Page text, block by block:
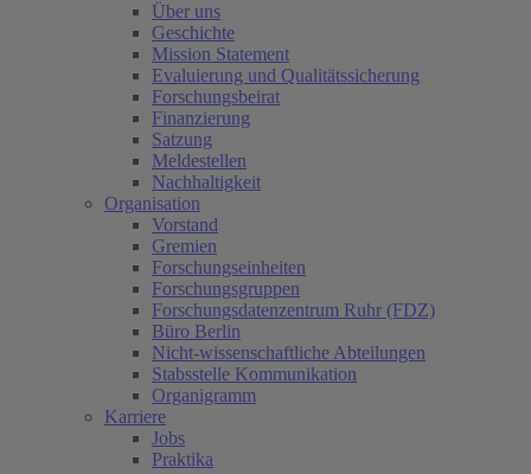
Über uns
Geschichte
Mission Statement
Evaluierung und Qualitätssicherung
Forschungsbeirat
Finanzierung
Satzung
Meldestellen
Nachhaltigkeit
Organisation
Vorstand
Gremien
Forschungseinheiten
Forschungsgruppen
Forschungsdatenzentrum Ruhr (FDZ)
Büro Berlin
Nicht-wissenschaftliche Abteilungen
Stabsstelle Kommunikation
Organigramm
Karriere
Jobs
Praktika